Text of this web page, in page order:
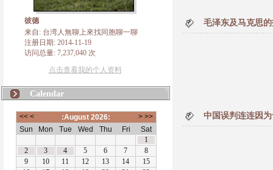
彼德
来自: 台湾人無聊上來找同胞聊一聊
注册日期: 2014-11-19
访问总量: 7,237,040 次
点击查看我的个人资料
Calendar
毛泽东及马克思
中国误判连连因